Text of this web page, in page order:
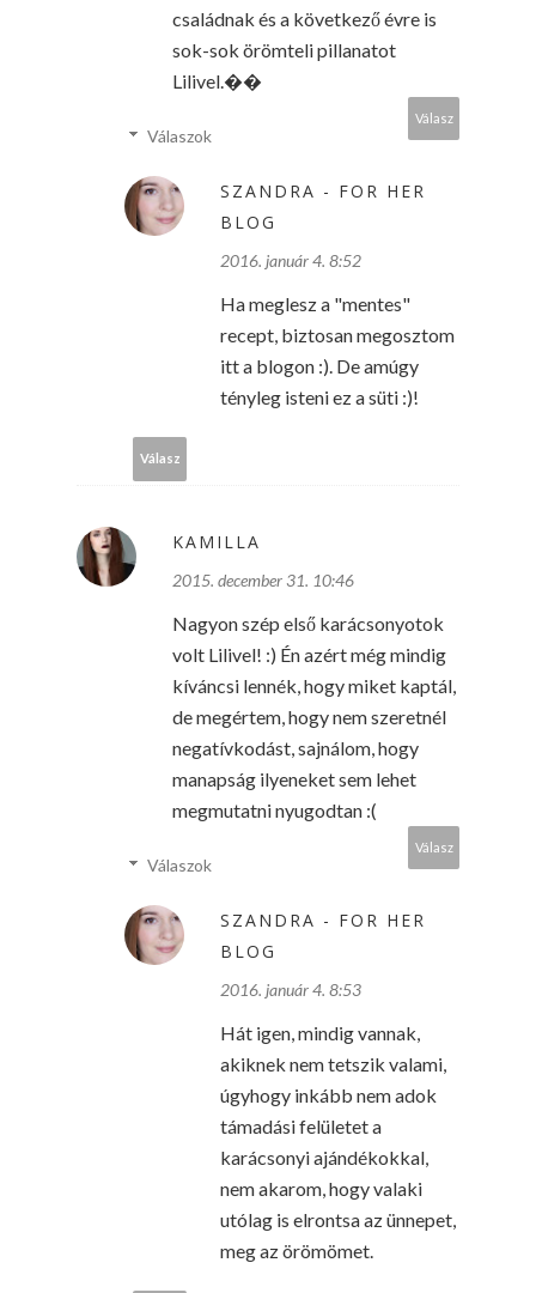
családnak és a következő évre is
sok-sok örömteli pillanatot
Lilivel.��
Válasz
Válaszok
SZANDRA - FOR HER
BLOG
2016. január 4. 8:52
Ha meglesz a "mentes"
recept, biztosan megosztom
itt a blogon :). De amúgy
tényleg isteni ez a süti :)!
Válasz
KAMILLA
2015. december 31. 10:46
Nagyon szép első karácsonyotok
volt Lilivel! :) Én azért még mindig
kíváncsi lennék, hogy miket kaptál,
de megértem, hogy nem szeretnél
negatívkodást, sajnálom, hogy
manapság ilyeneket sem lehet
megmutatni nyugodtan :(
Válasz
Válaszok
SZANDRA - FOR HER
BLOG
2016. január 4. 8:53
Hát igen, mindig vannak,
akiknek nem tetszik valami,
úgyhogy inkább nem adok
támadási felületet a
karácsonyi ajándékokkal,
nem akarom, hogy valaki
utólag is elrontsa az ünnepet,
meg az örömömet.